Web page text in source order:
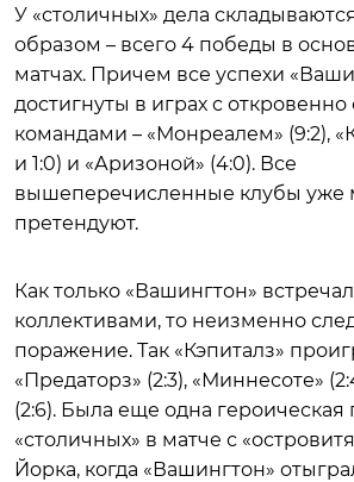
У «столичных» дела
образом – всего 4 победы в
матчах. Причем все успехи
достигнуты в играх с
командами – «Монреалем» (9:2),
и 1:0) и «Аризоной» (4:0). Все
вышеперечисленные клубы уже
претендуют.
Как только «Вашингтон»
коллективами, то неизменно
поражение. Так «Кэпиталз»
«Предаторз» (2:3), «Миннесоте»
(2:6). Была еще одна героическая
«столичных» в матче с
Йорка, когда «Вашингтон»